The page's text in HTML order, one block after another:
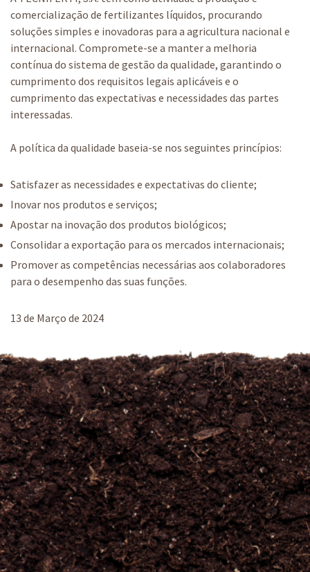
comercialização de fertilizantes líquidos, procurando
soluções simples e inovadoras para a agricultura nacional e
internacional. Compromete-se a manter a melhoria
contínua do sistema de gestão da qualidade, garantindo o
cumprimento dos requisitos legais aplicáveis e o
cumprimento das expectativas e necessidades das partes
interessadas.
A política da qualidade baseia-se nos seguintes princípios:
Satisfazer as necessidades e expectativas do cliente;
Inovar nos produtos e serviços;
Apostar na inovação dos produtos biológicos;
Consolidar a exportação para os mercados internacionais;
Promover as competências necessárias aos colaboradores
para o desempenho das suas funções.
13 de Março de 2024